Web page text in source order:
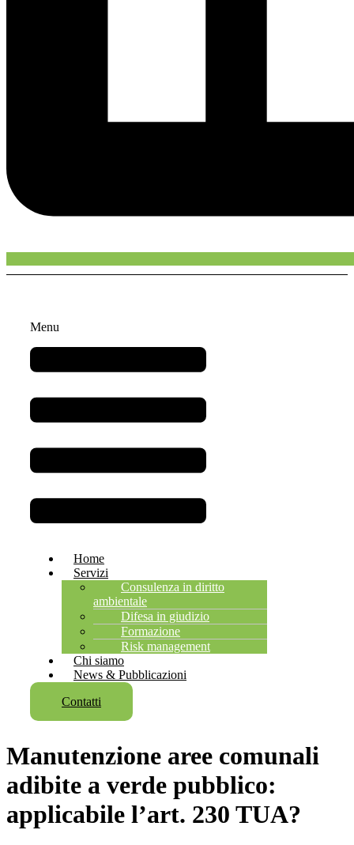
Menu
Home
Servizi
Consulenza in diritto
ambientale
Difesa in giudizio
Formazione
Risk management
Chi siamo
News & Pubblicazioni
Contatti
Manutenzione aree comunali
adibite a verde pubblico:
applicabile l’art. 230 TUA?